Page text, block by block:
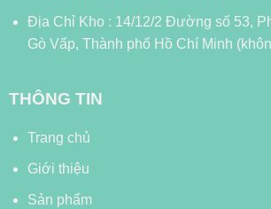
Địa Chỉ Kho : 14/12/2 Đường số 53,
Gò Vấp, Thành phố Hồ Chí Minh
THÔNG TIN
Trang chủ
Giới thiệu
Sản phẩm